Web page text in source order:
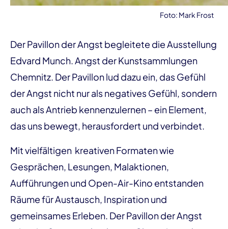
Der Pavillon der Angst begleitete die Ausstellung
Edvard Munch. Angst der Kunstsammlungen
Chemnitz. Der Pavillon lud dazu ein, das Gefühl
der Angst nicht nur als negatives Gefühl, sondern
auch als Antrieb kennenzulernen – ein Element,
das uns bewegt, herausfordert und verbindet.
Mit vielfältigen kreativen Formaten wie
Gesprächen, Lesungen, Malaktionen,
Aufführungen und Open-Air-Kino entstanden
Räume für Austausch, Inspiration und
gemeinsames Erleben. Der Pavillon der Angst
Foto: Mark Frost